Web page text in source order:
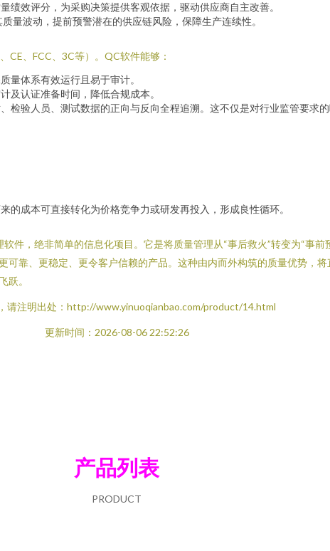
效评分，为采购决策提供客观依据，驱动供应商自主改善。
量波动，提前预警潜在的供应链风险，保障生产连续性。
、FCC、3C等）。QC软件能够：
量体系有效运行且易于审计。
及认证准备时间，降低合规成本。
检验人员、测试数据的正向与反向全程追溯。这不仅是对行业监管要求
的成本可直接转化为价格竞争力或研发再投入，形成良性循环。
件，绝非简单的信息化项目。它是将质量管理从“事后救火”转变为“事前
靠、更稳定、更令客户信赖的产品。这种由内而外构筑的质量优势，
跃。
请注明出处：http://www.yinuoqianbao.com/product/14.html
更新时间：2026-08-06 22:52:26
产品列表
PRODUCT